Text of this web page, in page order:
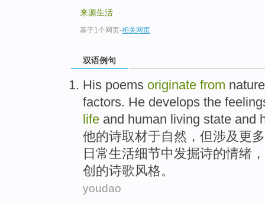
来源生活
基于1个网页-相关网页
双语例句
His poems originate from nature
factors. He develops the
life and human living state and
他的诗取材于自然 ， 但涉及 更多
日常生活细节中发掘诗的情绪
创 的诗歌风格。
youdao